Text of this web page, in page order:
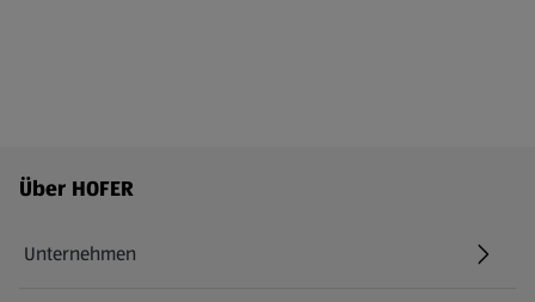
Fußzeilenmenü - weitere Links
Über HOFER
Unternehmen